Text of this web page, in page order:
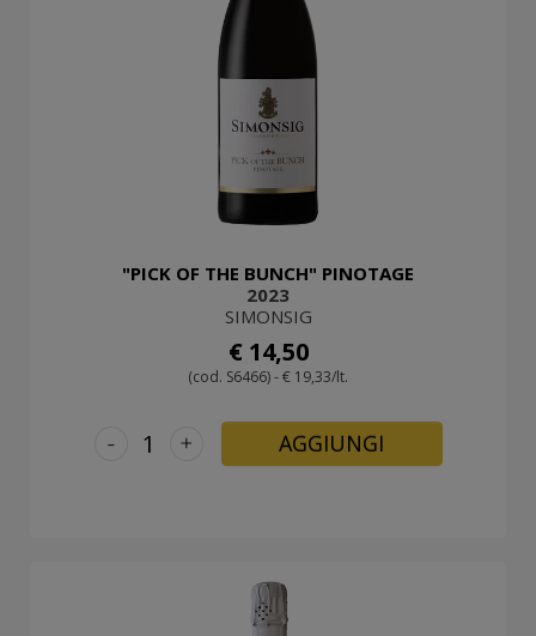
"PICK OF THE BUNCH" PINOTAGE
2023
SIMONSIG
€ 14,50
(cod. S6466) - € 19,33/lt.
+
- AGGIUNGI